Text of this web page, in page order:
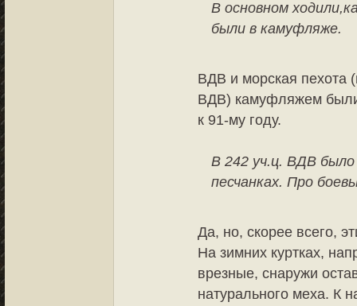
В основном
были в камуфляже.
ВДВ и морская пехота
ВДВ) камуфляжем
к 91-му году.
В 242 уч.ц. ВДВ было
песчанках. Про
Да, но, скорее всего,
На зимних куртках,
врезные, снаружи
натурального меха. К